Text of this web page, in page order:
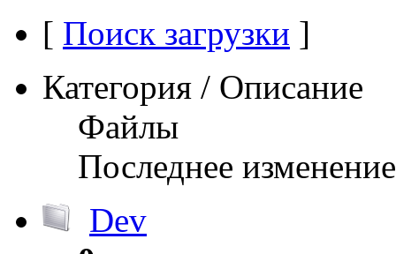
[ Поиск загрузки ]
Категория / Описание
Файлы
Последнее изменение
Dev